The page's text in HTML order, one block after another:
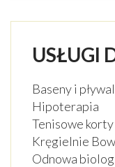
USŁUGI
Baseny i
Hipoterapia
Tenisowe korty
Kręgielnie
Odnowa